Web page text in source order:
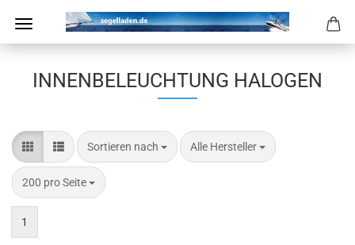
INNENBELEUCHTUNG HALOGEN
Sortieren nach
Sortieren nach Alle Hersteller
pro Seite
200 pro Seite
pro Seite
1